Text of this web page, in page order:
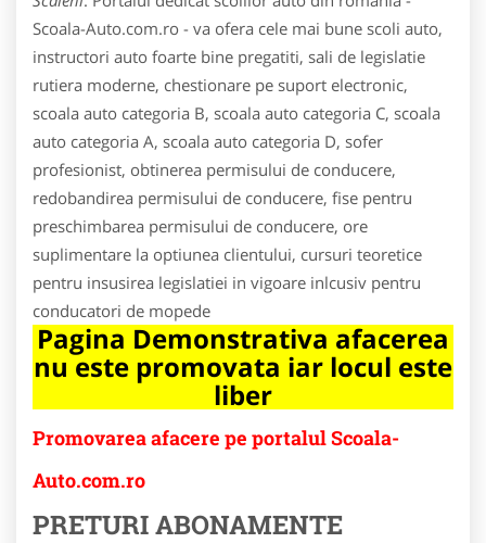
Scoala-Auto.com.ro - va ofera cele mai bune scoli auto,
instructori auto foarte bine pregatiti, sali de legislatie
rutiera moderne, chestionare pe suport electronic,
scoala auto categoria B, scoala auto categoria C, scoala
auto categoria A, scoala auto categoria D, sofer
profesionist, obtinerea permisului de conducere,
redobandirea permisului de conducere, fise pentru
preschimbarea permisului de conducere, ore
suplimentare la optiunea clientului, cursuri teoretice
pentru insusirea legislatiei in vigoare inlcusiv pentru
conducatori de mopede
Pagina Demonstrativa afacerea
nu este promovata iar locul este
liber
Promovarea afacere pe portalul Scoala-
Auto.com.ro
PRETURI ABONAMENTE